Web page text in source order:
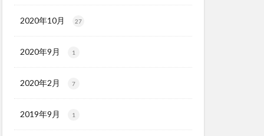
2020年10月 27
2020年9月 1
2020年2月 7
2019年9月 1